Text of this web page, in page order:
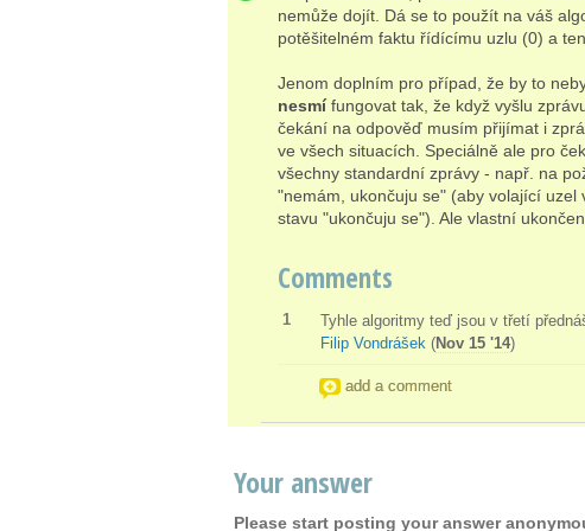
nemůže dojít. Dá se to použít na váš
potěšitelném faktu řídícímu uzlu (0) a
Jenom doplním pro případ, že by to
nesmífungovat tak, že když vyšlu
čekání na odpověď musím přijímat i
ve všech situacích. Speciálně ale pro
všechny standardní zprávy - např. na
"nemám, ukončuju se" (aby volající
stavu "ukončuju se"). Ale vlastní
Comments
1
Tyhle algoritmy teď jsou v třetí
Filip Vondrášek (Nov 15 '14)
add a comment
Your answer
Please start posting your answer